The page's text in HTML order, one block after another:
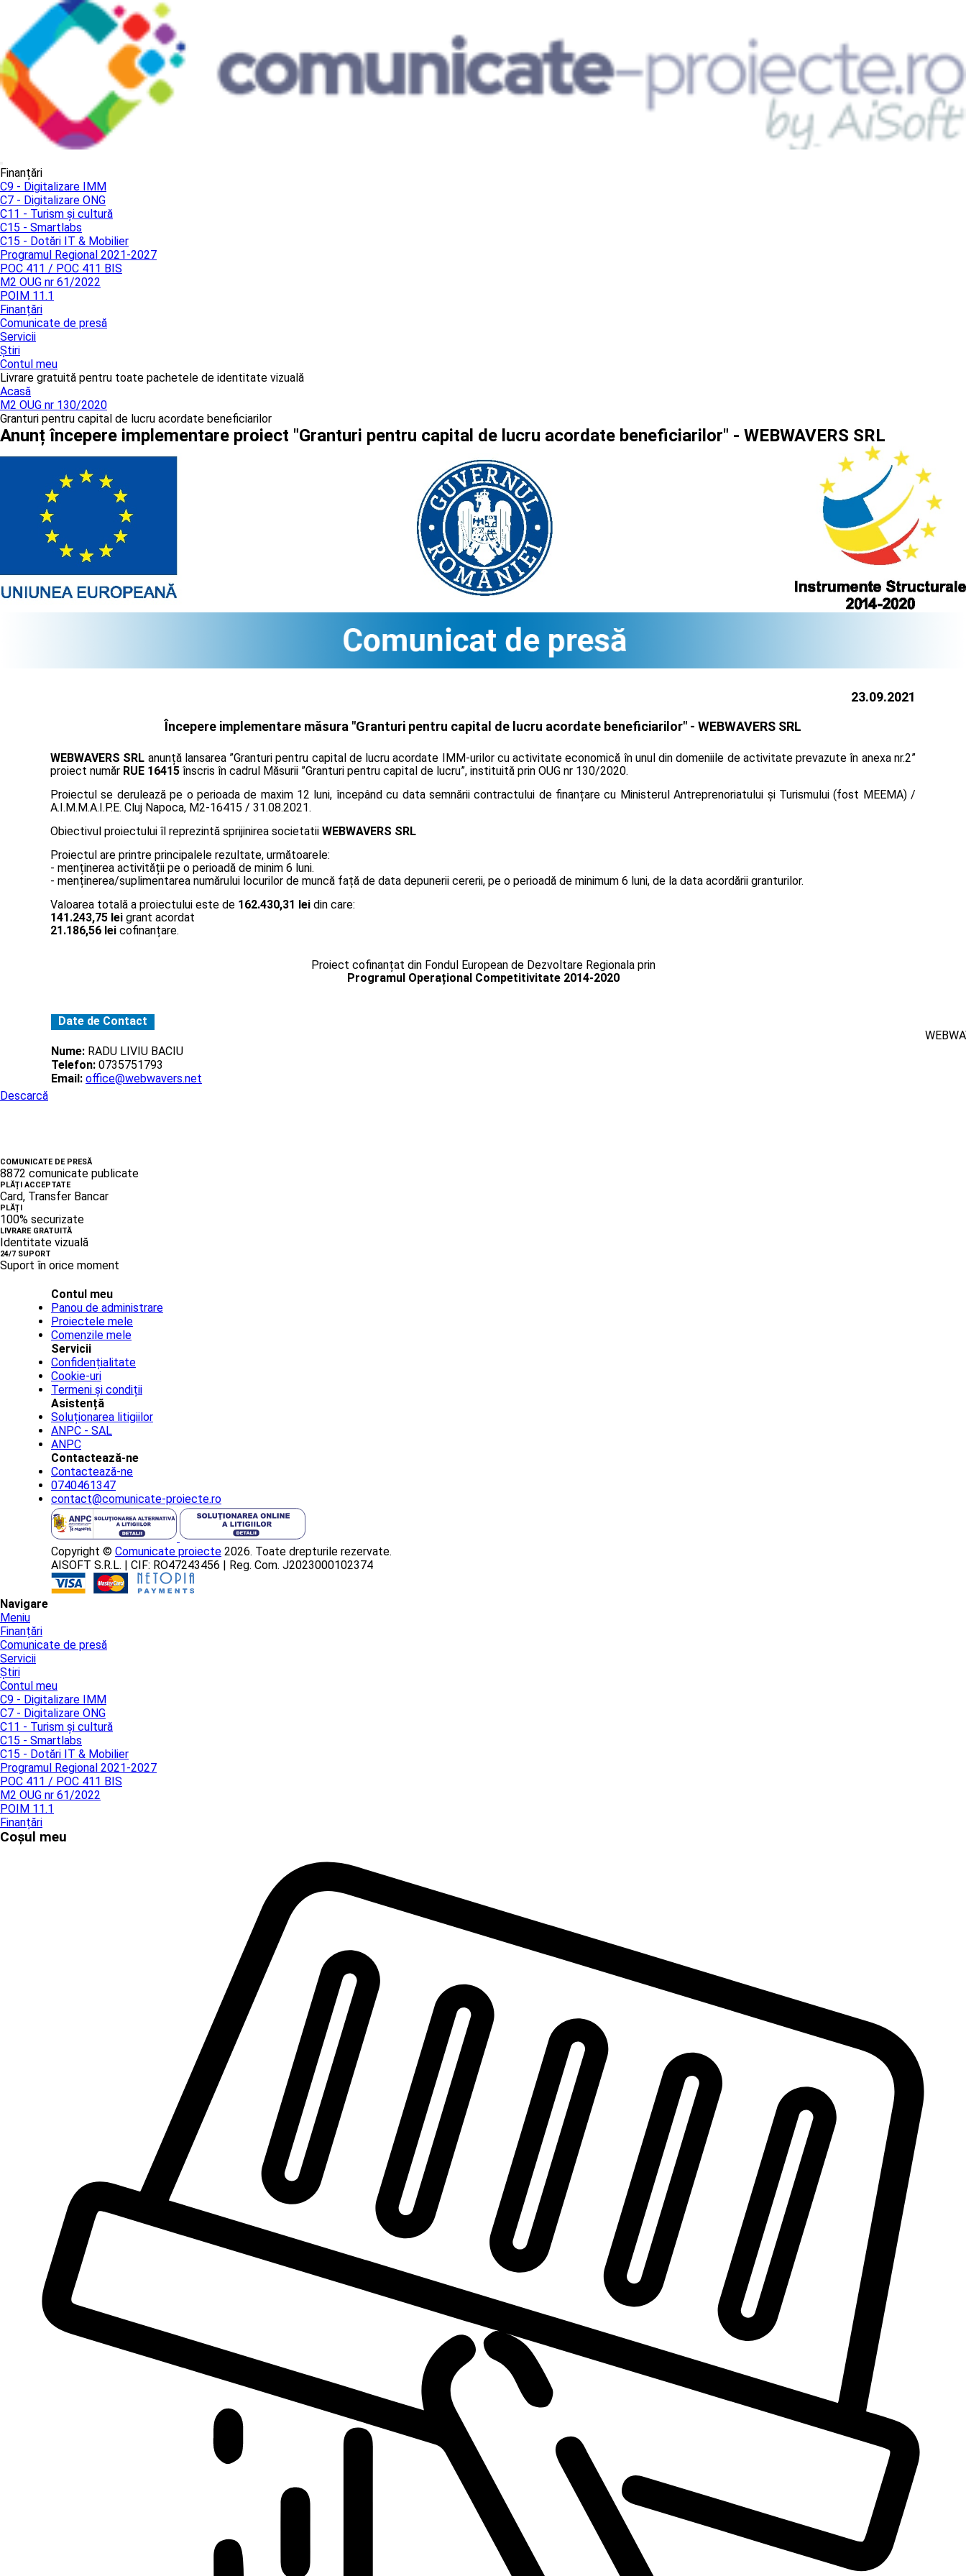
Finanțări
C9 - Digitalizare IMM
C7 - Digitalizare ONG
C11 - Turism și cultură
C15 - Smartlabs
C15 - Dotări IT & Mobilier
Programul Regional 2021-2027
POC 411 / POC 411 BIS
M2 OUG nr 61/2022
POIM 11.1
Finanțări
Comunicate de presă
Servicii
Știri
Contul meu
Livrare gratuită pentru toate pachetele de identitate vizuală
Acasă
M2 OUG nr 130/2020
Granturi pentru capital de lucru acordate beneficiarilor
Anunț începere implementare proiect "Granturi pentru capital de lucru acordate beneficiarilor" - WEBWAVERS SRL
23.09.2021
Începere implementare măsura "Granturi pentru capital de lucru acordate beneficiarilor" - WEBWAVERS SRL
WEBWAVERS SRL anunță lansarea ”Granturi pentru capital de lucru acordate IMM-urilor cu activitate economică în unul din domeniile de activitate prevazute în anexa nr.2”
proiect număr RUE 16415 înscris în cadrul Măsurii ”Granturi pentru capital de lucru”, instituită prin OUG nr 130/2020.
Proiectul se derulează pe o perioada de maxim 12 luni, începând cu data semnării contractului de finanțare cu Ministerul Antreprenoriatului și Turismului (fost MEEMA) /
A.I.M.M.A.I.P.E. Cluj Napoca, M2-16415 / 31.08.2021.
Obiectivul proiectului îl reprezintă sprijinirea societatii WEBWAVERS SRL
Proiectul are printre principalele rezultate, următoarele:
- menținerea activității pe o perioadă de minim 6 luni.
- menținerea/suplimentarea numărului locurilor de muncă față de data depunerii cererii, pe o perioadă de minimum 6 luni, de la data acordării granturilor.
Valoarea totală a proiectului este de 162.430,31 lei din care:
141.243,75 lei grant acordat
21.186,56 lei cofinanțare.
Proiect cofinanțat din Fondul European de Dezvoltare Regionala prin
Programul Operațional Competitivitate 2014-2020
Date de Contact
Nume: RADU LIVIU BACIU
Telefon: 0735751793
Email: office@webwavers.net
Descarcă
COMUNICATE DE PRESĂ
8872 comunicate publicate
PLĂȚI ACCEPTATE
Card, Transfer Bancar
PLĂȚI
100% securizate
LIVRARE GRATUITĂ
Identitate vizuală
24/7 SUPORT
Suport în orice moment
Contul meu
Panou de administrare
Proiectele mele
Comenzile mele
Servicii
Confidențialitate
Cookie-uri
Termeni și condiții
Asistență
Soluționarea litigiilor
ANPC - SAL
ANPC
Contactează-ne
Contactează-ne
0740461347
contact@comunicate-proiecte.ro
Copyright © Comunicate proiecte 2026. Toate drepturile rezervate.
AISOFT S.R.L. | CIF: RO47243456 | Reg. Com. J2023000102374
Navigare
Meniu
Finanțări
Comunicate de presă
Servicii
Știri
Contul meu
C9 - Digitalizare IMM
C7 - Digitalizare ONG
C11 - Turism și cultură
C15 - Smartlabs
C15 - Dotări IT & Mobilier
Programul Regional 2021-2027
POC 411 / POC 411 BIS
M2 OUG nr 61/2022
POIM 11.1
Finanțări
Coșul meu